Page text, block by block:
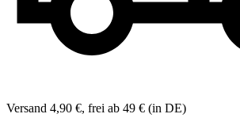
Versand 4,90 €, frei ab 49 € (in DE)